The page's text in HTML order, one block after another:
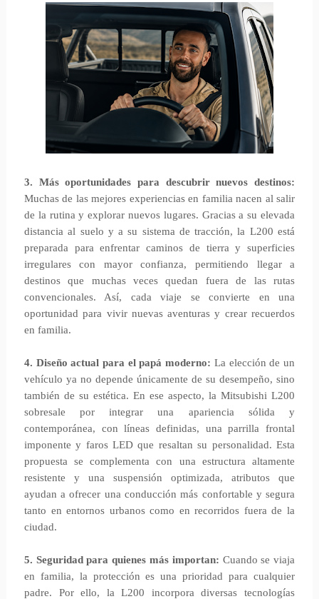
3. Más oportunidades para descubrir nuevos destinos:
Muchas de las mejores experiencias en familia nacen al salir
de la rutina y explorar nuevos lugares. Gracias a su elevada
distancia al suelo y a su sistema de tracción, la L200 está
preparada para enfrentar caminos de tierra y superficies
irregulares con mayor confianza, permitiendo llegar a
destinos que muchas veces quedan fuera de las rutas
convencionales. Así, cada viaje se convierte en una
oportunidad para vivir nuevas aventuras y crear recuerdos
en familia.
4. Diseño actual para el papá moderno: La elección de un
vehículo ya no depende únicamente de su desempeño, sino
también de su estética. En ese aspecto, la Mitsubishi L200
sobresale por integrar una apariencia sólida y
contemporánea, con líneas definidas, una parrilla frontal
imponente y faros LED que resaltan su personalidad. Esta
propuesta se complementa con una estructura altamente
resistente y una suspensión optimizada, atributos que
ayudan a ofrecer una conducción más confortable y segura
tanto en entornos urbanos como en recorridos fuera de la
ciudad.
5. Seguridad para quienes más importan: Cuando se viaja
en familia, la protección es una prioridad para cualquier
padre. Por ello, la L200 incorpora diversas tecnologías